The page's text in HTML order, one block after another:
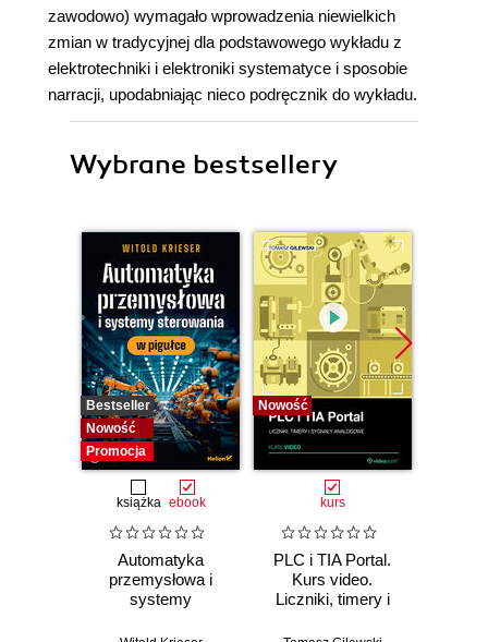
zawodowo) wymagało wprowadzenia niewielkich
zmian w tradycyjnej dla podstawowego wykładu z
elektrotechniki i elektroniki systematyce i sposobie
narracji, upodabniając nieco podręcznik do wykładu.
Wybrane bestsellery
Bestseller
Nowość
Promocja
książka ebook
Automatyka
przemysłowa i
systemy
Nowość
kurs
PLC i TIA Portal.
Kurs video.
Liczniki, timery i